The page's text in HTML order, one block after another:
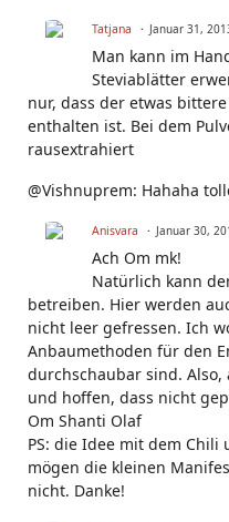
Tatjana Januar 31,
Man kann im
Steviablätter
nur, dass der etwas
enthalten ist. Bei dem
rausextrahiert
@Vishnuprem: Hahaha
Anisvara Januar 30,
Ach Om mk!
Natürlich kann
betreiben. Hier werden
nicht leer gefressen. Ich
Anbaumethoden für den
durchschaubar sind.
und hoffen, dass nicht
Om Shanti Olaf
PS: die Idee mit dem
mögen die kleinen
nicht. Danke!